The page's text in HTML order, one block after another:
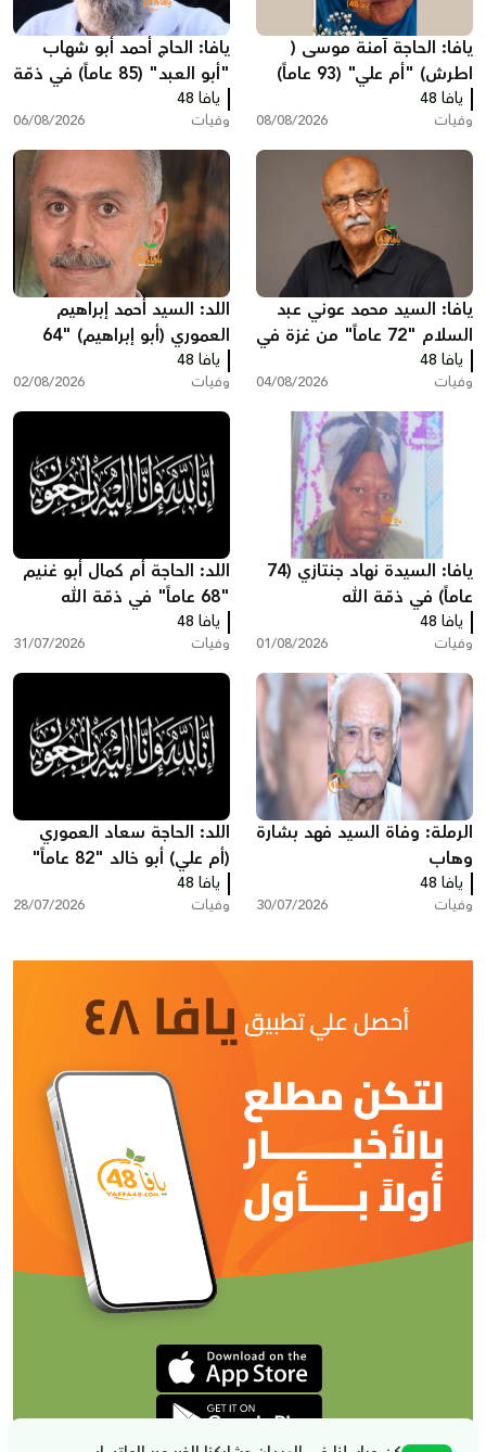
يافا: الحاجة آمنة موسى (
اطرش) "أم علي" (93 عاماً)
في ذمة الله
يافا 48
وفيات 08/08/2026
يافا: الحاج أحمد أبو شهاب
"أبو العبد" (85 عاماً) في ذمّة
الله
يافا 48
وفيات 06/08/2026
يافا: السيد محمد عوني عبد
السلام "72 عاماً" من غزة في
ذمّة الله
يافا 48
وفيات 04/08/2026
اللد: السيد أحمد إبراهيم
العموري (أبو إبراهيم) "64
عاماً" في ذمّة الله
يافا 48
وفيات 02/08/2026
يافا: السيدة نهاد جنتازي (74
عاماً) في ذمّة الله
يافا 48
وفيات 01/08/2026
اللد: الحاجة أم كمال أبو غنيم
"68 عاماً" في ذمّة الله
يافا 48
وفيات 31/07/2026
الرملة: وفاة السيد فهد بشارة
وهاب
يافا 48
وفيات 30/07/2026
اللد: الحاجة سعاد العموري
(أم علي) أبو خالد "82 عاماً"
في ذمّة الله
يافا 48
وفيات 28/07/2026